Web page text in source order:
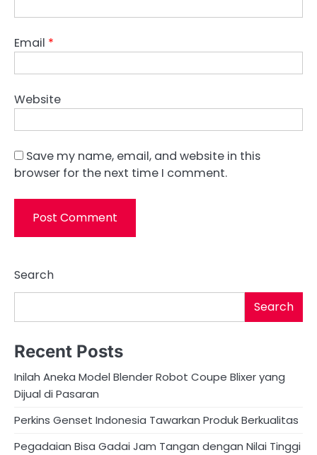
Email *
Website
Save my name, email, and website in this
browser for the next time I comment.
Search
Search
Recent Posts
Inilah Aneka Model Blender Robot Coupe Blixer yang
Dijual di Pasaran
Perkins Genset Indonesia Tawarkan Produk Berkualitas
Pegadaian Bisa Gadai Jam Tangan dengan Nilai Tinggi